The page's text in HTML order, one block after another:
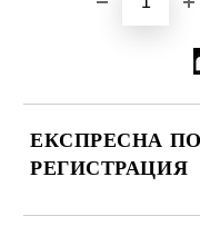
ЕКСПРЕСНА
РЕГИСТРАЦИЯ